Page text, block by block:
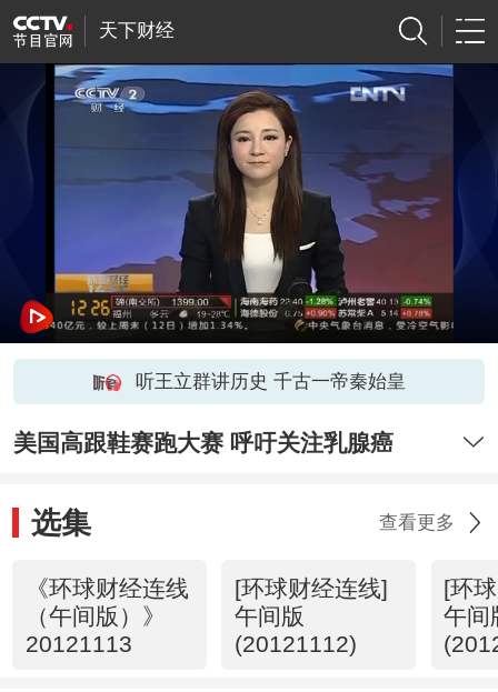
天下财经
听王立群讲历史 千古一帝秦始皇
美国高跟鞋赛跑大赛 呼吁关注乳腺癌
选集 查看更多
《环球财经连线
（午间版）》
20121113
[环球财经连线]
午间版
(20121112)
[环
午间